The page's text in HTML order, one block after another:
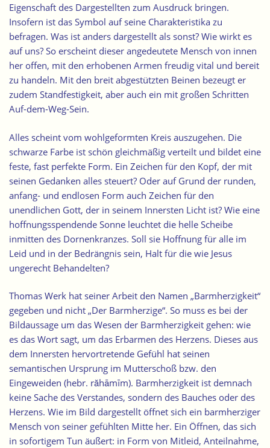
Eigenschaft des Dargestellten zum Ausdruck bringen.
Insofern ist das Symbol auf seine Charakteristika zu
befragen. Was ist anders dargestellt als sonst? Wie wirkt es
auf uns? So erscheint dieser angedeutete Mensch von innen
her offen, mit den erhobenen Armen freudig vital und bereit
zu handeln. Mit den breit abgestützten Beinen bezeugt er
zudem Standfestigkeit, aber auch ein mit großen Schritten
Auf-dem-Weg-Sein.
Alles scheint vom wohlgeformten Kreis auszugehen. Die
schwarze Farbe ist schön gleichmäßig verteilt und bildet eine
feste, fast perfekte Form. Ein Zeichen für den Kopf, der mit
seinen Gedanken alles steuert? Oder auf Grund der runden,
anfang- und endlosen Form auch Zeichen für den
unendlichen Gott, der in seinem Innersten Licht ist? Wie eine
hoffnungsspendende Sonne leuchtet die helle Scheibe
inmitten des Dornenkranzes. Soll sie Hoffnung für alle im
Leid und in der Bedrängnis sein, Halt für die wie Jesus
ungerecht Behandelten?
Thomas Werk hat seiner Arbeit den Namen „Barmherzigkeit“
gegeben und nicht „Der Barmherzige“. So muss es bei der
Bildaussage um das Wesen der Barmherzigkeit gehen: wie
es das Wort sagt, um das Erbarmen des Herzens. Dieses aus
dem Innersten hervortretende Gefühl hat seinen
semantischen Ursprung im Mutterschoß bzw. den
Eingeweiden (hebr. răhāmīm). Barmherzigkeit ist demnach
keine Sache des Verstandes, sondern des Bauches oder des
Herzens. Wie im Bild dargestellt öffnet sich ein barmherziger
Mensch von seiner gefühlten Mitte her. Ein Öffnen, das sich
in sofortigem Tun äußert: in Form von Mitleid, Anteilnahme,